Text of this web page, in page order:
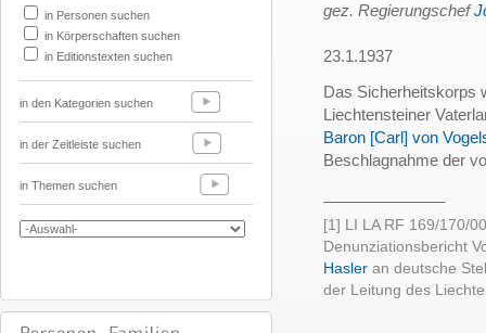
in Personen suchen
in Körperschaften suchen
in Editionstexten suchen
in den Kategorien suchen
in der Zeitleiste suchen
in Themen suchen
gez. Regierungschef
23.1.1937
Das Sicherheitskorps
Liechtensteiner
Baron [Carl] von
Beschlagnahme der
[1] LI LA RF 169/170/
Denunziationsbericht
Hasler an deutsche
der Leitung des